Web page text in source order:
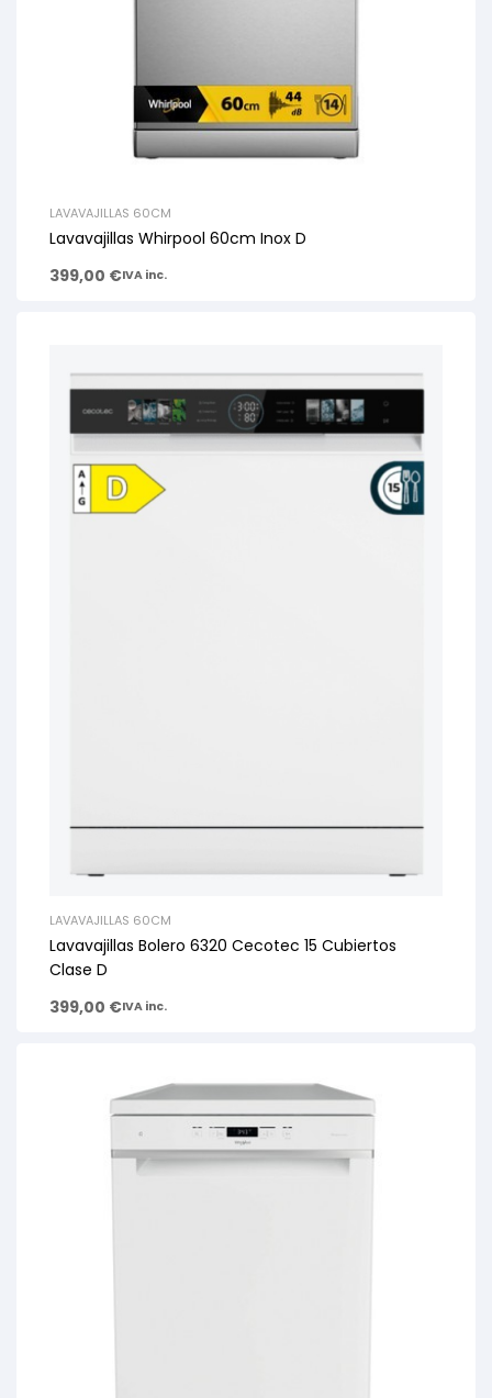
LAVAVAJILLAS 60CM
Lavavajillas Whirpool 60cm Inox D
399,00 €IVA inc.
LAVAVAJILLAS 60CM
Lavavajillas Bolero 6320 Cecotec 15 Cubiertos
Clase D
399,00 €IVA inc.